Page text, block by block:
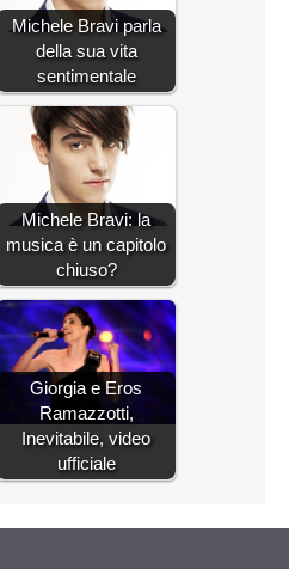
Michele Bravi parla
della sua vita
sentimentale
Michele Bravi: la
musica è un capitolo
chiuso?
Giorgia e Eros
Ramazzotti,
Inevitabile, video
ufficiale